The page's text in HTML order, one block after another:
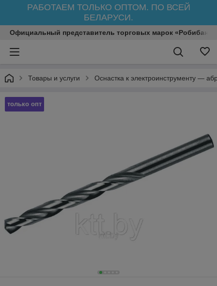
РАБОТАЕМ ТОЛЬКО ОПТОМ. ПО ВСЕЙ
БЕЛАРУСИ.
Официальный представитель торговых марок
Товары и услуги Оснастка к электроинструменту —
только опт